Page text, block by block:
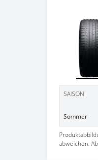
SAISON
Sommer
abweichen.